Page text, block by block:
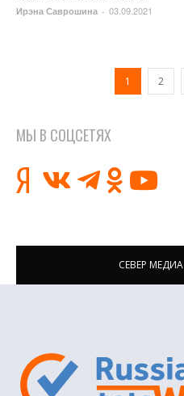
Ирэна Саврошина - 03.09.2021
1 2
МЫ В СОЦСЕТЯХ
СЕВЕР МЕДИА